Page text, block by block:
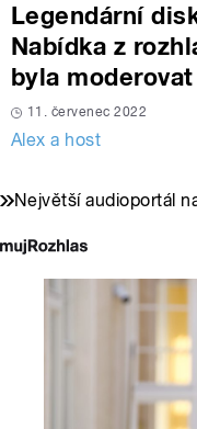
Legendární
Nabídka z
byla
11. červenec 2022
Alex a host
Největší audioportál